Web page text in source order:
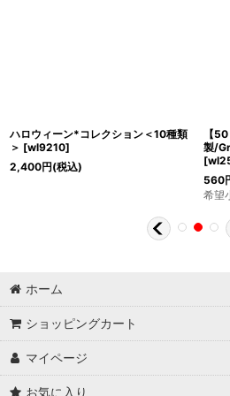
ハロウィーン*コレクション＜10種類
＞ [wl9210]
2,400円(税込)
【
製/
[
560
希望
ホーム
ショッピングカート
マイページ
お気に入り